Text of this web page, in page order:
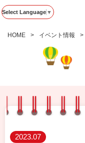
Select Language ▼
HOME イベント情報
2023.07